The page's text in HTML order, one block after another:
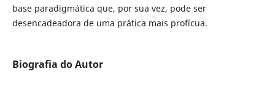
base paradigmática que, por sua vez, pode ser
desencadeadora de uma prática mais profícua.
Biografia do Autor